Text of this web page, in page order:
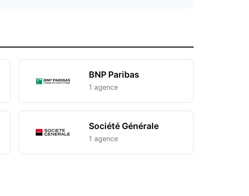
BNP Paribas
1 agence
Société Générale
1 agence